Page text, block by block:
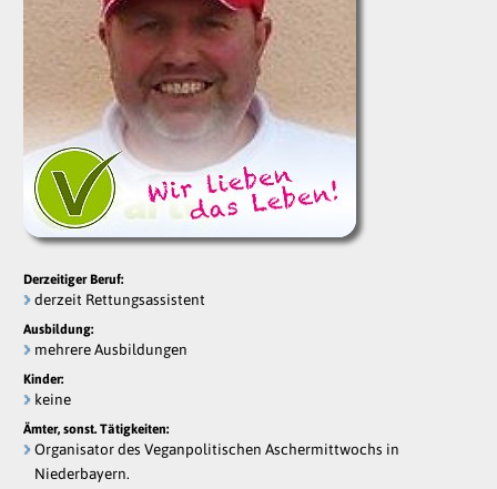
Derzeitiger Beruf:
derzeit Rettungsassistent
Ausbildung:
mehrere Ausbildungen
Kinder:
keine
Ämter, sonst. Tätigkeiten:
Organisator des Veganpolitischen Aschermittwochs in
Niederbayern.